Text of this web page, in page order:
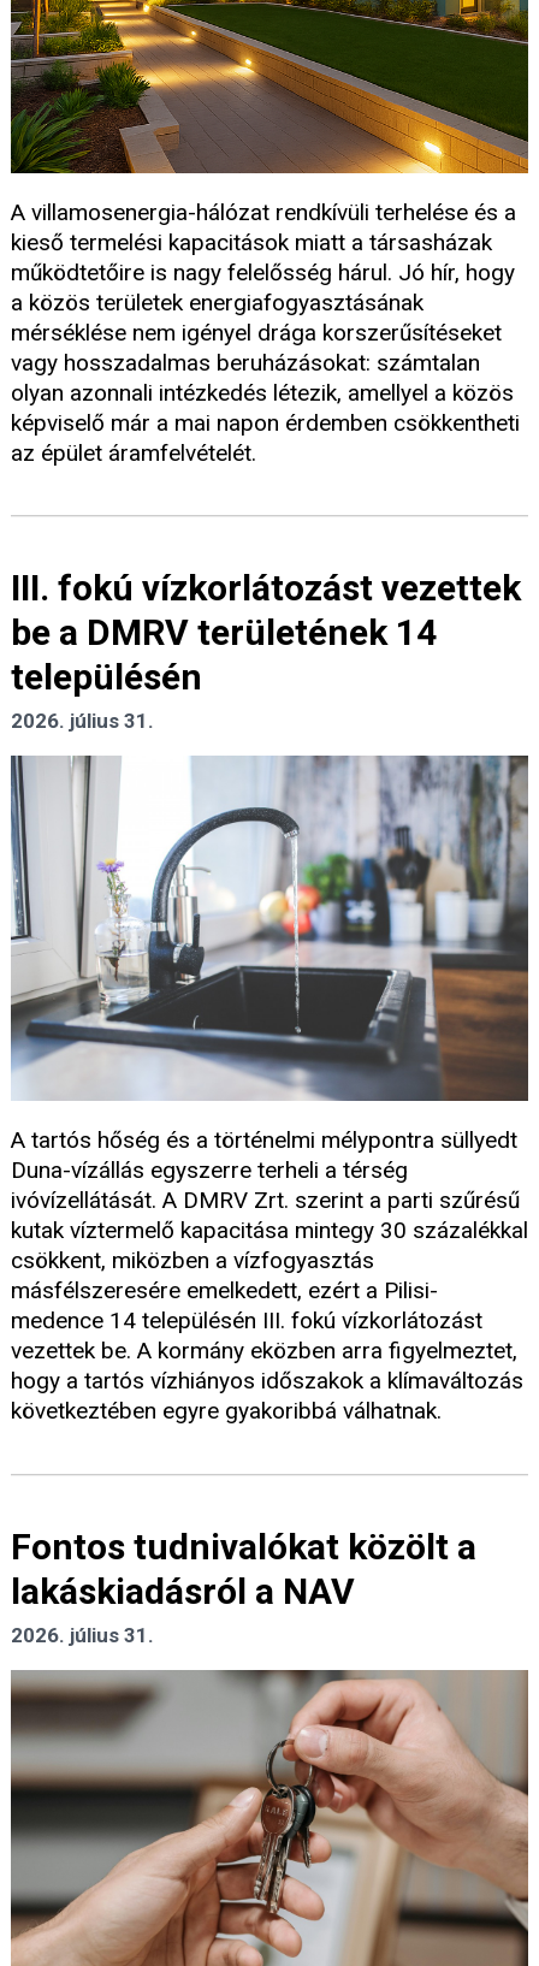
A villamosenergia-hálózat rendkívüli terhelése és a
kieső termelési kapacitások miatt a társasházak
működtetőire is nagy felelősség hárul. Jó hír, hogy
a közös területek energiafogyasztásának
mérséklése nem igényel drága korszerűsítéseket
vagy hosszadalmas beruházásokat: számtalan
olyan azonnali intézkedés létezik, amellyel a közös
képviselő már a mai napon érdemben csökkentheti
az épület áramfelvételét.
III. fokú vízkorlátozást vezettek
be a DMRV területének 14
településén
2026. július 31.
A tartós hőség és a történelmi mélypontra süllyedt
Duna-vízállás egyszerre terheli a térség
ivóvízellátását. A DMRV Zrt. szerint a parti szűrésű
kutak víztermelő kapacitása mintegy 30 százalékkal
csökkent, miközben a vízfogyasztás
másfélszeresére emelkedett, ezért a Pilisi-
medence 14 településén III. fokú vízkorlátozást
vezettek be. A kormány eközben arra figyelmeztet,
hogy a tartós vízhiányos időszakok a klímaváltozás
következtében egyre gyakoribbá válhatnak.
Fontos tudnivalókat közölt a
lakáskiadásról a NAV
2026. július 31.